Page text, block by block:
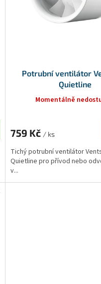
Potrubní ventilátor
Quietline
Momentálně
759 Kč / ks
Tichý potrubní ventilátor
Quietline pro přívod nebo
v...